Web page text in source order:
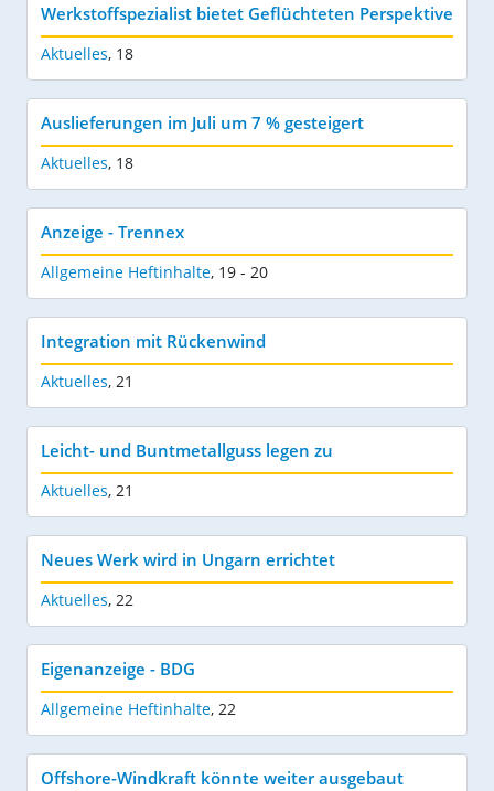
Werkstoffspezialist bietet Geflüchteten Perspektive
Aktuelles, 18
Auslieferungen im Juli um 7 % gesteigert
Aktuelles, 18
Anzeige - Trennex
Allgemeine Heftinhalte, 19 - 20
Integration mit Rückenwind
Aktuelles, 21
Leicht- und Buntmetallguss legen zu
Aktuelles, 21
Neues Werk wird in Ungarn errichtet
Aktuelles, 22
Eigenanzeige - BDG
Allgemeine Heftinhalte, 22
Offshore-Windkraft könnte weiter ausgebaut